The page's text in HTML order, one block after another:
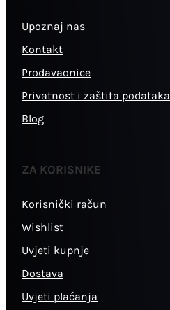
Upoznaj nas
Kontakt
Prodavaonice
Privatnost i zaštita podataka
Blog
ZA KORISNIKE
Korisnički račun
Wishlist
Uvjeti kupnje
Dostava
Uvjeti plaćanja